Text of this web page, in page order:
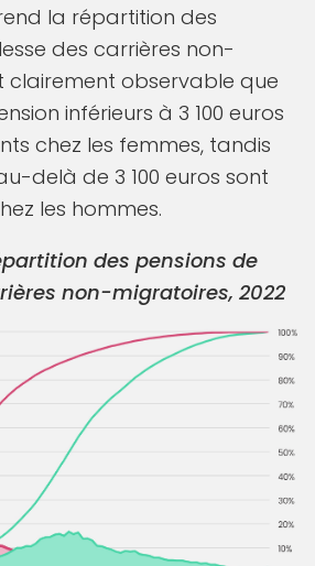
la répartition des
des carrières non-
clairement observable que
inférieurs à 3 100 euros
chez les femmes, tandis
delà de 3 100 euros sont
les hommes.
des pensions de
non-migratoires, 2022